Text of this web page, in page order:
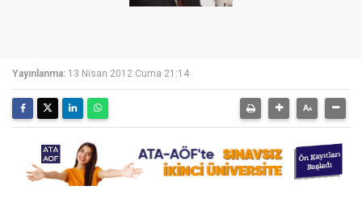
Yayınlanma: 13 Nisan 2012 Cuma 21:14